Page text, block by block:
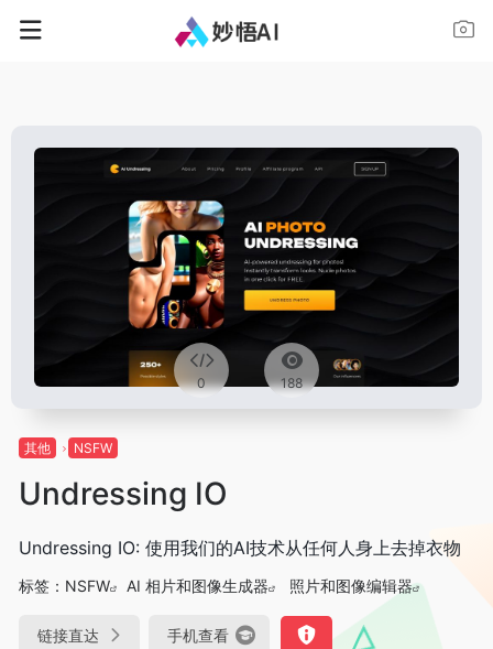
0 188
其他 NSFW
Undressing IO
Undressing IO: 使用我们的AI技术从任何人身上去掉衣物
标签： NSFW AI 相片和图像生成器 照片和图像编辑器
链接直达 手机查看